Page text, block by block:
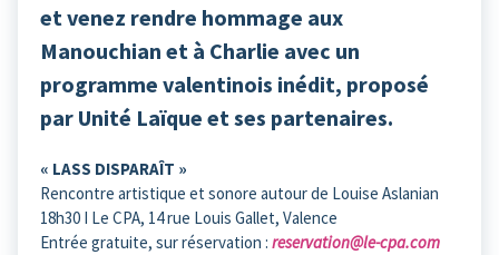
et venez rendre hommage aux
Manouchian et à Charlie avec un
programme valentinois inédit, proposé
par Unité Laïque et ses partenaires.
« LASS DISPARAÎT »
Rencontre artistique et sonore autour de Louise Aslanian
18h30 I Le CPA, 14 rue Louis Gallet, Valence
Entrée gratuite, sur réservation : reservation@le-cpa.com